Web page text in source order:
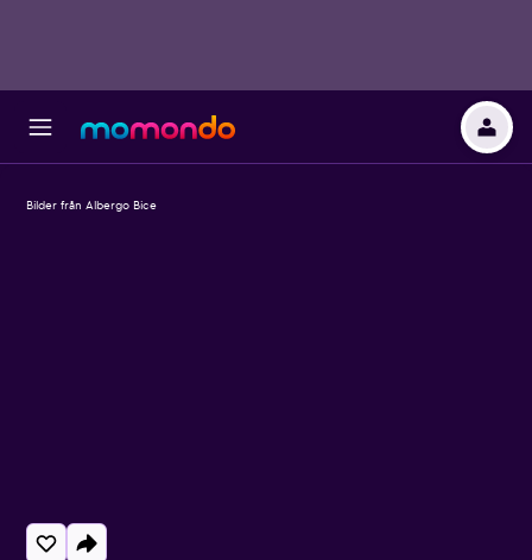
Bilder från Albergo Bice